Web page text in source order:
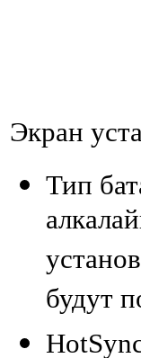
Экран
Тип
будут